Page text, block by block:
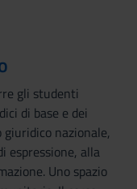
gli studenti
di base e dei
nazionale,
espressione, alla
Uno spazio